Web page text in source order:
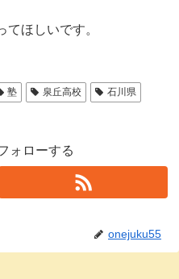
ほしいです。
塾 泉丘高校
石川県
ォローする
onejuku55